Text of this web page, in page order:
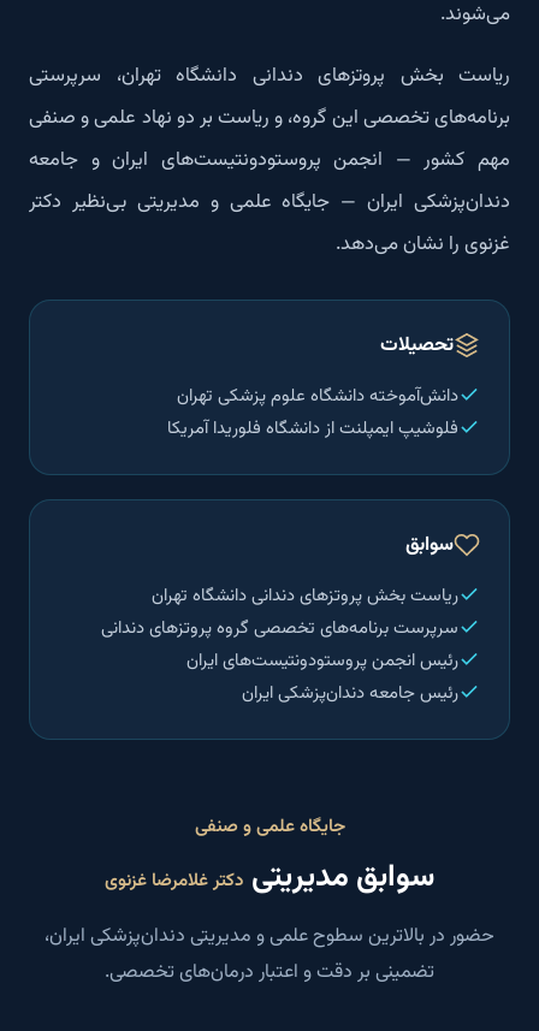
می‌شوند.
ریاست بخش پروتز‌های دندانی دانشگاه تهران، سرپرستی
برنامه‌های تخصصی این گروه، و ریاست بر دو نهاد علمی و صنفی
مهم کشور — انجمن پروستودونتیست‌های ایران و جامعه
دندان‌پزشکی ایران — جایگاه علمی و مدیریتی بی‌نظیر دکتر
غزنوی را نشان می‌دهد.
تحصیلات
دانش‌آموخته دانشگاه علوم پزشکی تهران
فلوشیپ ایمپلنت از دانشگاه فلوریدا آمریکا
سوابق
ریاست بخش پروتز‌های دندانی دانشگاه تهران
سرپرست برنامه‌های تخصصی گروه پروتز‌های دندانی
رئیس انجمن پروستودونتیست‌های ایران
رئیس جامعه دندان‌پزشکی ایران
جایگاه علمی و صنفی
سوابق مدیریتی دکتر غلامرضا غزنوی
حضور در بالاترین سطوح علمی و مدیریتی دندان‌پزشکی ایران،
تضمینی بر دقت و اعتبار درمان‌های تخصصی.